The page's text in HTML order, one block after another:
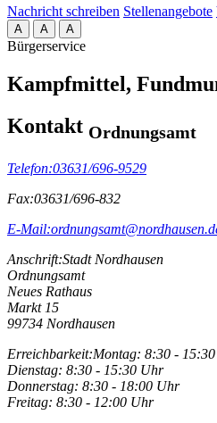
Nachricht schreiben Stellenangebote
A A A
Bürgerservice
Kampfmittel,
Kontakt Ordnungsamt
Telefon:03631/696-9529
Fax:03631/696-832
E-Mail:
Anschrift:Stadt Nordhausen
Ordnungsamt
Neues Rathaus
Markt 15
99734 Nordhausen
Erreichbarkeit:Montag: 8:30 -
Dienstag: 8:30 - 15:30 Uhr
Donnerstag: 8:30 - 18:00 Uhr
Freitag: 8:30 - 12:00 Uhr